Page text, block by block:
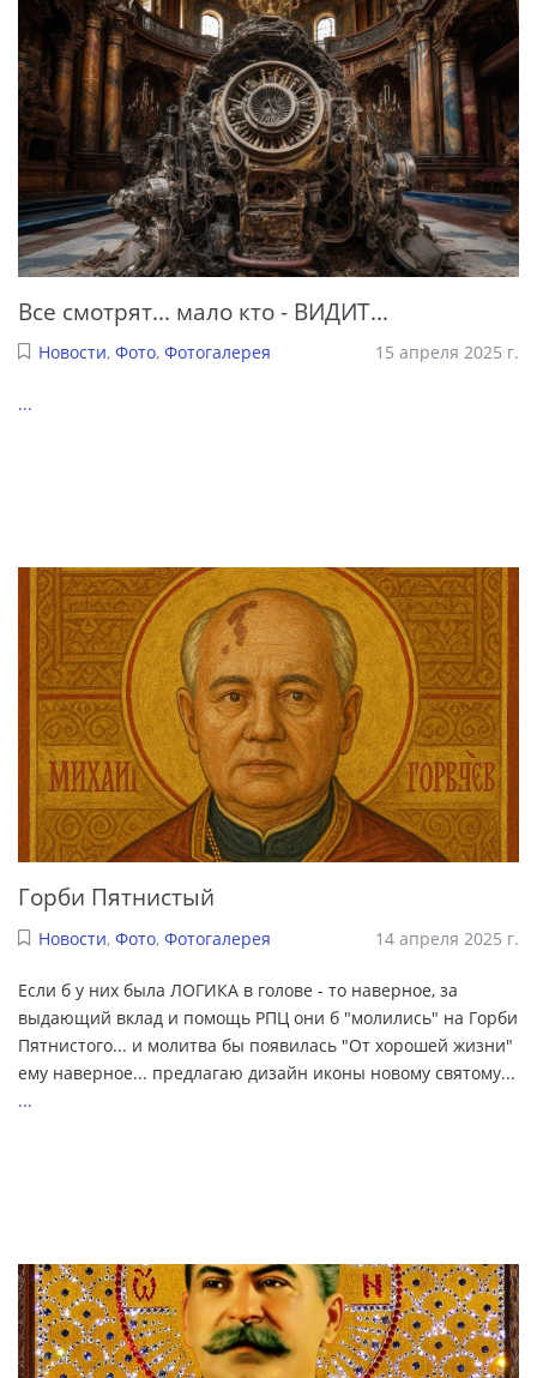
Все смотрят... мало кто - ВИДИТ...
Новости, Фото, Фотогалерея 15 апреля 2025 г.
...
Горби Пятнистый
Новости, Фото, Фотогалерея 14 апреля 2025 г.
Если б у них была ЛОГИКА в голове - то наверное, за
выдающий вклад и помощь РПЦ они б "молились" на Горби
Пятнистого... и молитва бы появилась "От хорошей жизни"
ему наверное... предлагаю дизайн иконы новому святому...
...